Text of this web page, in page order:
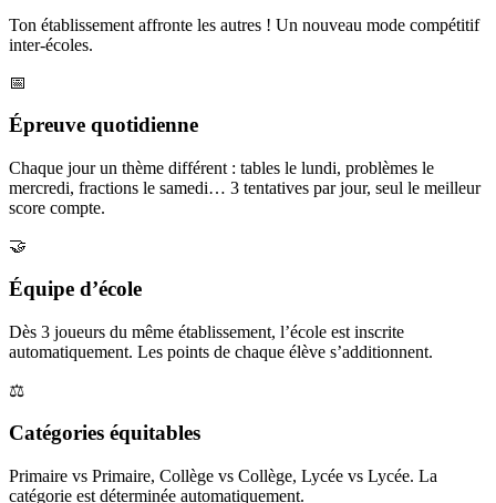
Ton établissement affronte les autres ! Un nouveau mode compétitif
inter-écoles.
📅
Épreuve quotidienne
Chaque jour un thème différent : tables le lundi, problèmes le
mercredi, fractions le samedi… 3 tentatives par jour, seul le meilleur
score compte.
🤝
Équipe d’école
Dès 3 joueurs du même établissement, l’école est inscrite
automatiquement. Les points de chaque élève s’additionnent.
⚖️
Catégories équitables
Primaire vs Primaire, Collège vs Collège, Lycée vs Lycée. La
catégorie est déterminée automatiquement.